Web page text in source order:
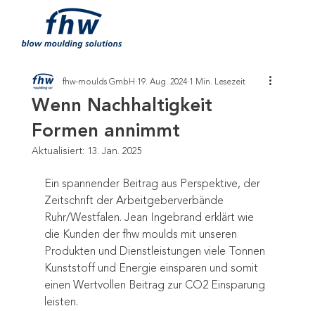
Wenn Nachhaltigkeit
Formen annimmt
fhw-moulds GmbH 19. Aug. 2024 1 Min. Lesezeit
Aktualisiert: 13. Jan. 2025
Ein spannender Beitrag aus Perspektive, der
Zeitschrift der Arbeitgeberverbände
Ruhr/Westfalen. Jean Ingebrand erklärt wie
die Kunden der fhw moulds mit unseren
Produkten und Dienstleistungen viele Tonnen
Kunststoff und Energie einsparen und somit
einen Wertvollen Beitrag zur CO2 Einsparung
leisten.